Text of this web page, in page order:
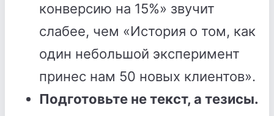
конверсию на 15%» звучит
слабее, чем «История о том, как
один небольшой эксперимент
принес нам 50 новых клиентов».
Подготовьте не текст, а тезисы.